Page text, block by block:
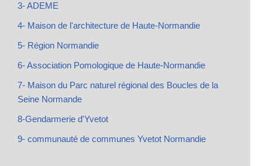
3- ADEME
4- Maison de l'architecture de Haute-Normandie
5- Région Normandie
6- Association Pomologique de Haute-Normandie
7- Maison du Parc naturel régional des Boucles de la
Seine Normande
8-Gendarmerie d'Yvetot
9- communauté de communes Yvetot Normandie